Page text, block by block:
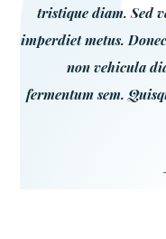
tristique diam. Sed
imperdiet metus.
non vehicula
fermentum sem.